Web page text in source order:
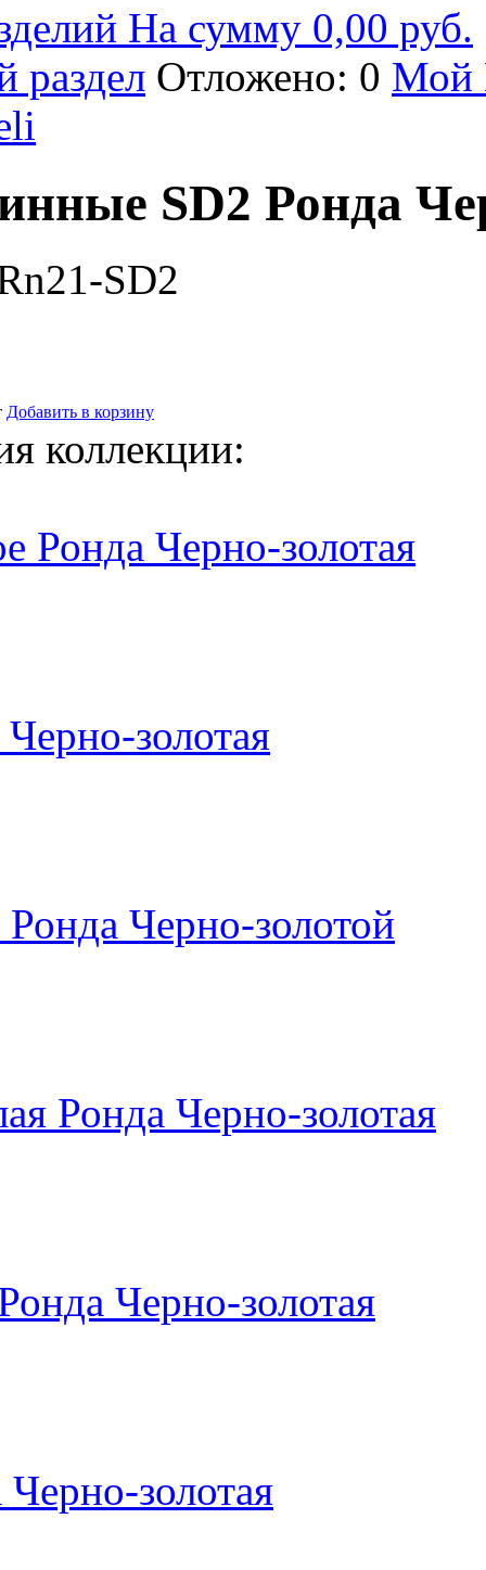
На сумму 0,00 руб.
раздел Отложено: 0 Мой
SD2 Ронда
SD2
Добавить в корзину
коллекции:
Ронда Черно-золотая
золотая
Черно-золотой
Ронда Черно-золотая
Черно-золотая
золотая